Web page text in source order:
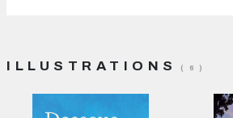
ILLUSTRATIONS ( 6 )